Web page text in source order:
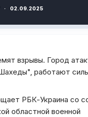
· 02.09.2025
взрывы. Город
работают
РБК-Украина со
областной военной